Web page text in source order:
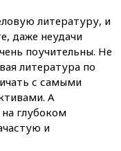
литературу, и
даже неудачи
поучительны. Не
литература по
с самыми
А
глубоком
и